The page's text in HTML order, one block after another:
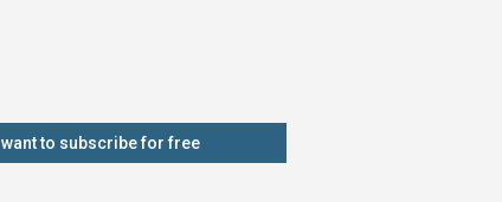
I want to subscribe for free